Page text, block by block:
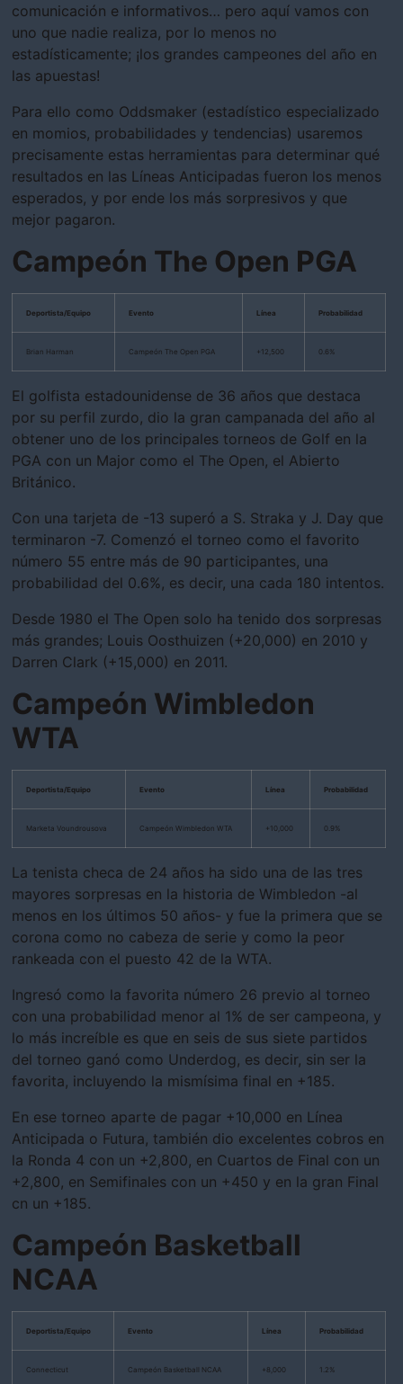
comunicación e informativos… pero aquí vamos con
uno que nadie realiza, por lo menos no
estadísticamente; ¡los grandes campeones del año en
las apuestas!
Para ello como Oddsmaker (estadístico especializado
en momios, probabilidades y tendencias) usaremos
precisamente estas herramientas para determinar qué
resultados en las Líneas Anticipadas fueron los menos
esperados, y por ende los más sorpresivos y que
mejor pagaron.
Campeón The Open PGA
Deportista/Equipo Evento Línea Probabilidad
Brian Harman Campeón The Open PGA +12,500 0.6%
El golfista estadounidense de 36 años que destaca
por su perfil zurdo, dio la gran campanada del año al
obtener uno de los principales torneos de Golf en la
PGA con un Major como el The Open, el Abierto
Británico.
Con una tarjeta de -13 superó a S. Straka y J. Day que
terminaron -7. Comenzó el torneo como el favorito
número 55 entre más de 90 participantes, una
probabilidad del 0.6%, es decir, una cada 180 intentos.
Desde 1980 el The Open solo ha tenido dos sorpresas
más grandes; Louis Oosthuizen (+20,000) en 2010 y
Darren Clark (+15,000) en 2011.
Campeón Wimbledon
WTA
Deportista/Equipo Evento Línea Probabilidad
Marketa Voundrousova Campeón Wimbledon WTA +10,000 0.9%
La tenista checa de 24 años ha sido una de las tres
mayores sorpresas en la historia de Wimbledon -al
menos en los últimos 50 años- y fue la primera que se
corona como no cabeza de serie y como la peor
rankeada con el puesto 42 de la WTA.
Ingresó como la favorita número 26 previo al torneo
con una probabilidad menor al 1% de ser campeona, y
lo más increíble es que en seis de sus siete partidos
del torneo ganó como Underdog, es decir, sin ser la
favorita, incluyendo la mismísima final en +185.
En ese torneo aparte de pagar +10,000 en Línea
Anticipada o Futura, también dio excelentes cobros en
la Ronda 4 con un +2,800, en Cuartos de Final con un
+2,800, en Semifinales con un +450 y en la gran Final
cn un +185.
Campeón Basketball
NCAA
Deportista/Equipo Evento Línea Probabilidad
Connecticut Campeón Basketball NCAA +8,000 1.2%